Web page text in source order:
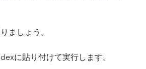
ましょう。
に貼り付けて実行します。